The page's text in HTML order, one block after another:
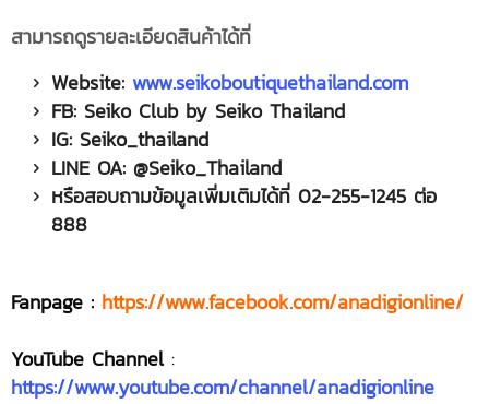
สามารถดูรายละเอียดสินค้าได้ที่
Website: www.seikoboutiquethailand.com
FB: Seiko Club by Seiko Thailand
IG: Seiko_thailand
LINE OA: @Seiko_Thailand
หรือสอบถามข้อมูลเพิ่มเติมได้ที่ 02-255-1245 ต่อ
888
Fanpage : https://www.facebook.com/anadigionline/
YouTube Channel :
https://www.youtube.com/channel/anadigionline